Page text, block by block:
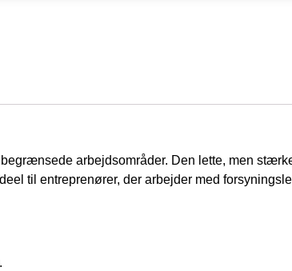
arbejdsområder. Den lette, men
til entreprenører, der arbejder med